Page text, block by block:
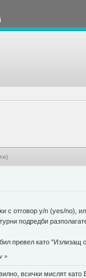
с отговор y/n (yes/no),
подредби
превел като
»
всички мислят като